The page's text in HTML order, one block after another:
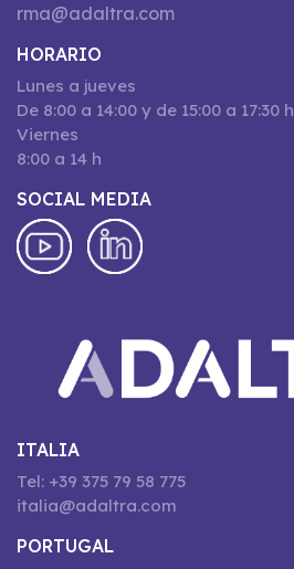
rma@adaltra.com
HORARIO
Lunes a jueves
De 8:00 a 14:00 y de 15:00 a 17:30 h
Viernes
8:00 a 14 h
SOCIAL MEDIA
ITALIA
Tel: +39 375 79 58 775
italia@adaltra.com
PORTUGAL